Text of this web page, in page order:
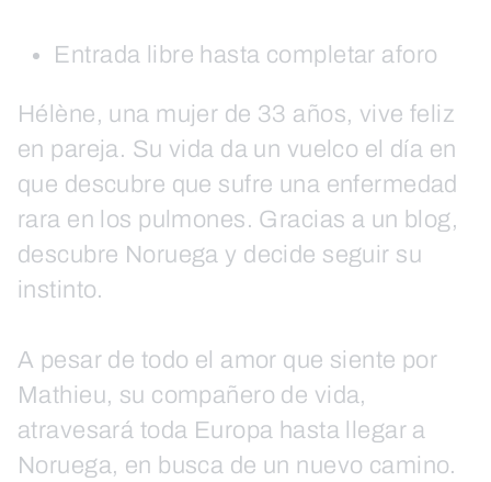
Entrada libre hasta completar aforo
Hélène, una mujer de 33 años, vive feliz
en pareja. Su vida da un vuelco el día en
que descubre que sufre una enfermedad
rara en los pulmones. Gracias a un blog,
descubre Noruega y decide seguir su
instinto.
A pesar de todo el amor que siente por
Mathieu, su compañero de vida,
atravesará toda Europa hasta llegar a
Noruega, en busca de un nuevo camino.